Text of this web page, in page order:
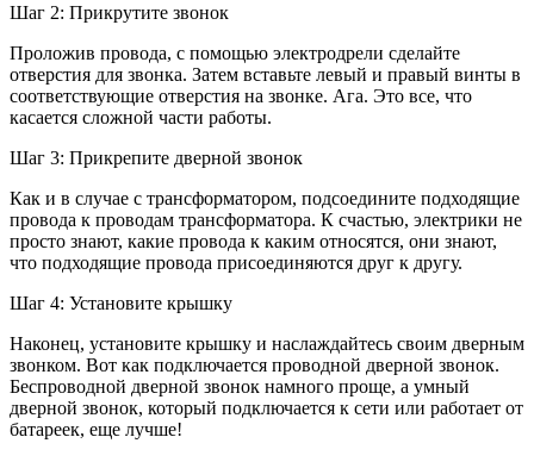
Шаг 2: Прикрутите звонок
Проложив провода, с помощью электродрели сделайте
отверстия для звонка. Затем вставьте левый и правый винты в
соответствующие отверстия на звонке. Ага. Это все, что
касается сложной части работы.
Шаг 3: Прикрепите дверной звонок
Как и в случае с трансформатором, подсоедините подходящие
провода к проводам трансформатора. К счастью, электрики не
просто знают, какие провода к каким относятся, они знают,
что подходящие провода присоединяются друг к другу.
Шаг 4: Установите крышку
Наконец, установите крышку и наслаждайтесь своим дверным
звонком. Вот как подключается проводной дверной звонок.
Беспроводной дверной звонок намного проще, а умный
дверной звонок, который подключается к сети или работает от
батареек, еще лучше!